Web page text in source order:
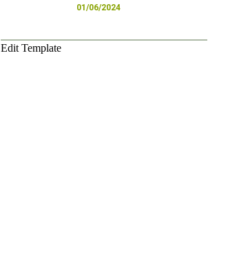
01/06/2024
Edit Template